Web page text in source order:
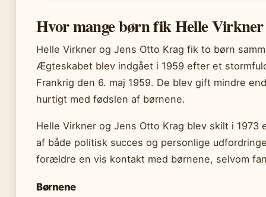
Hvor mange børn fik Helle
Helle Virkner og Jens Otto Krag fik to børn
Ægteskabet blev indgået i 1959 efter et
Frankrig den 6. maj 1959. De blev gift mindre
hurtigt med fødslen af børnene.
Helle Virkner og Jens Otto Krag blev skilt i
af både politisk succes og personlige
forældre en vis kontakt med børnene, selvom
Børnene